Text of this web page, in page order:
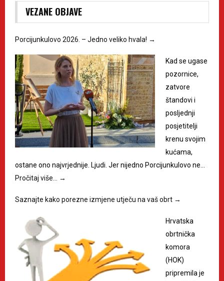
VEZANE OBJAVE
Porcijunkulovo 2026. – Jedno veliko hvala! →
Kad se ugase
pozornice,
zatvore
štandovi i
posljednji
posjetitelji
krenu svojim
kućama,
ostane ono najvrjednije. Ljudi. Jer nijedno Porcijunkulovo ne…
Pročitaj više…
→
Saznajte kako porezne izmjene utječu na vaš obrt →
Hrvatska
obrtnička
komora
(HOK)
pripremila je